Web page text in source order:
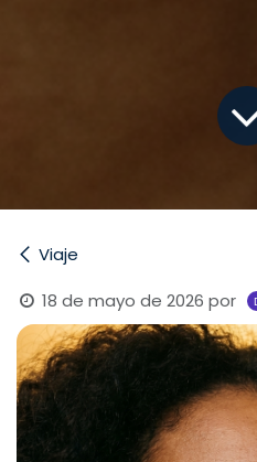
Viaje
18 de mayo de 2026 por